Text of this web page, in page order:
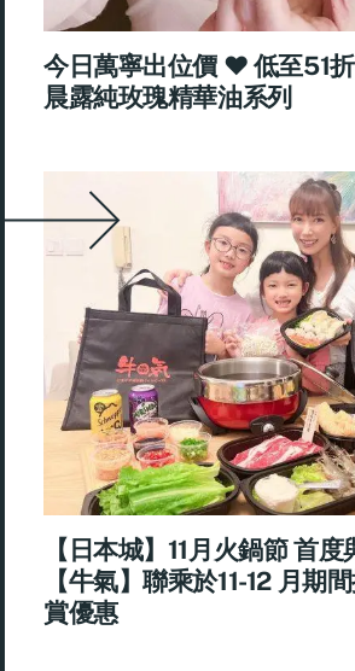
今日萬寧出位價 ♥ 低至51
晨露純玫瑰精華油系列
【日本城】11月火鍋節 首
【牛氣】聯乘於11-12 月期
賞優惠